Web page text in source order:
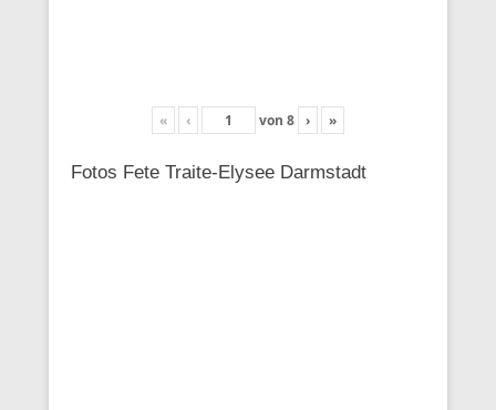
« ‹ von 8 › »
Fotos Fete Traite-Elysee Darmstadt